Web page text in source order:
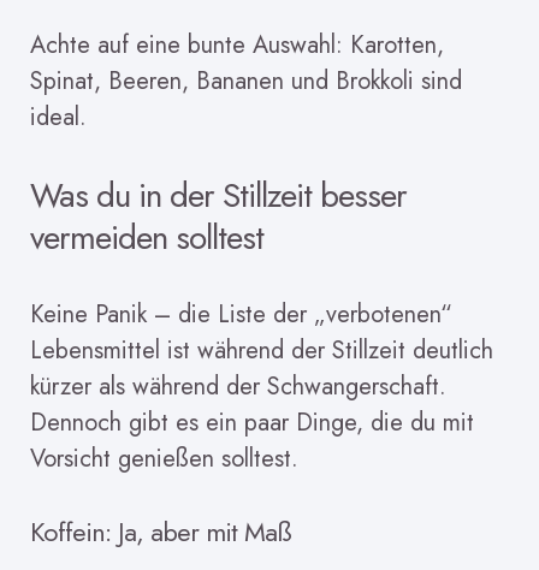
Achte auf eine bunte Auswahl: Karotten,
Spinat, Beeren, Bananen und Brokkoli sind
ideal.
Was du in der Stillzeit besser
vermeiden solltest
Keine Panik – die Liste der „verbotenen“
Lebensmittel ist während der Stillzeit deutlich
kürzer als während der Schwangerschaft.
Dennoch gibt es ein paar Dinge, die du mit
Vorsicht genießen solltest.
Koffein: Ja, aber mit Maß